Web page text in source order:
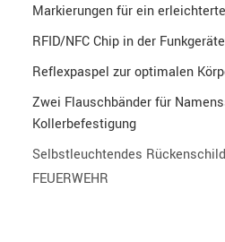
Markierungen für ein
RFID/NFC Chip in der
Reflexpaspel zur optimalen
Zwei Flauschbänder für
Kollerbefestigung
Selbstleuchtendes
FEUERWEHR